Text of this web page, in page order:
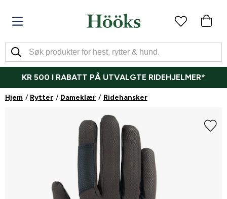
KR 500 I RABATT PÅ UTVALGTE RIDEHJELMER*
Hjem Rytter Dameklær Ridehansker